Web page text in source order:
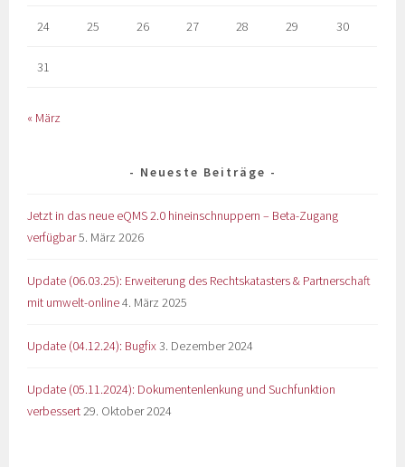
24 25 26 27 28 29 30
31
« März
Neueste Beiträge
Jetzt in das neue eQMS 2.0 hineinschnuppern – Beta-Zugang
verfügbar5. März 2026
Update (06.03.25): Erweiterung des Rechtskatasters & Partnerschaft
mit umwelt-online4. März 2025
Update (04.12.24): Bugfix3. Dezember 2024
Update (05.11.2024): Dokumentenlenkung und Suchfunktion
verbessert29. Oktober 2024